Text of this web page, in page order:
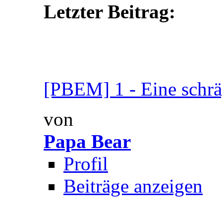
Letzter Beitrag:
[PBEM] 1 - Eine
von
Papa Bear
Profil
Beiträge anzeigen